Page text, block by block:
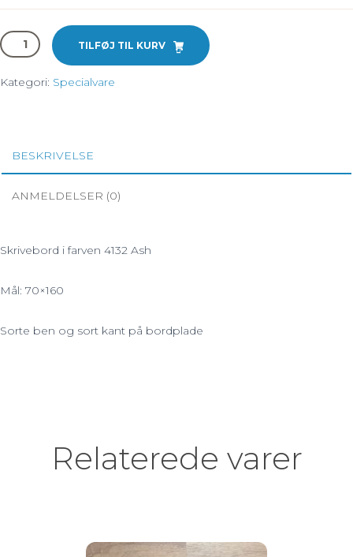
Specialvare:
Skrivebord
linoleum
TILFØJ TIL KURV
Kategori: Specialvare
BESKRIVELSE
ANMELDELSER (0)
Skrivebord i farven 4132 Ash
Mål: 70×160
Sorte ben og sort kant på bordplade
Relaterede varer